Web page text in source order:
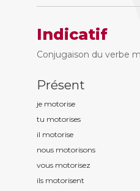
Indicatif
Conjugaison du verbe
Présent
je motorise
tu motorises
il motorise
nous motorisons
vous motorisez
ils motorisent